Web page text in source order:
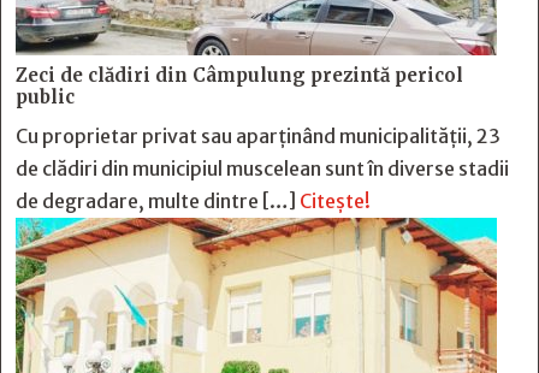
Zeci de clădiri din Câmpulung prezintă pericol
public
Cu proprietar privat sau aparținând municipalității, 23
de clădiri din municipiul muscelean sunt în diverse stadii
de degradare, multe dintre […] Citește!